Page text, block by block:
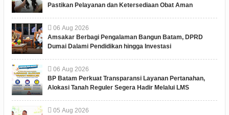
Pastikan Pelayanan dan Ketersediaan Obat Aman
06 Aug 2026
Amsakar Berbagi Pengalaman Bangun Batam, DPRD
Dumai Dalami Pendidikan hingga Investasi
06 Aug 2026
BP Batam Perkuat Transparansi Layanan Pertanahan,
Alokasi Tanah Reguler Segera Hadir Melalui LMS
05 Aug 2026